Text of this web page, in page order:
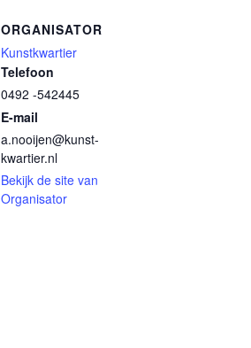
ORGANISATOR
Kunstkwartier
Telefoon
0492 -542445
E-mail
a.nooijen@kunst-
kwartier.nl
Bekijk de site van
Organisator